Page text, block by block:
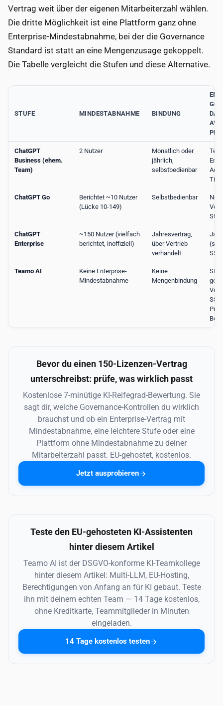
Vertrag weit über der eigenen Mitarbeiterzahl wählen.
Die dritte Möglichkeit ist eine Plattform ganz ohne
Enterprise-Mindestabnahme, bei der die Governance
Standard ist statt an eine Mengenzusage gekoppelt.
Die Tabelle vergleicht die Stufen und diese Alternative.
STUFE MINDESTABNAHME BINDUNG
ChatGPT
Business (ehem.
Team)
2 Nutzer
Monatlich oder
jährlich,
selbstbedienbar
ChatGPT Go
Berichtet ~10 Nutzer
(Lücke 10-149)
Selbstbedienbar
ChatGPT
Enterprise
~150 Nutzer (vielfach
berichtet, inoffiziell)
Jahresvertrag,
über Vertrieb
verhandelt
Ja —
(seit
Teamo AI
Keine Enterprise-
Mindestabnahme
Keine
Mengenbindung
Bevor du einen 150-Lizenzen-Vertrag
unterschreibst: prüfe, was wirklich passt
Kostenlose 7-minütige KI-Reifegrad-Bewertung. Sie
sagt dir, welche Governance-Kontrollen du wirklich
brauchst und ob ein Enterprise-Vertrag mit
Mindestabnahme, eine leichtere Stufe oder eine
Plattform ohne Mindestabnahme zu deiner
Mitarbeiterzahl passt. EU-gehostet, kostenlos.
Jetzt ausprobieren
Teste den EU-gehosteten KI-Assistenten
hinter diesem Artikel
Teamo AI ist der DSGVO-konforme KI-Teamkollege
hinter diesem Artikel: Multi-LLM, EU-Hosting,
Berechtigungen von Anfang an für KI gebaut. Teste
ihn mit deinem echten Team — 14 Tage kostenlos,
ohne Kreditkarte, Teammitglieder in Minuten
eingeladen.
14 Tage kostenlos testen